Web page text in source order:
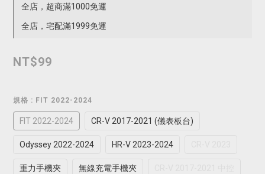
全店，超商滿1000免運
全店，宅配滿1999免運
NT$99
規格 : FIT 2022-2024
FIT 2022-2024 CR-V 2017-2021 (儀表板台)
Odyssey 2022-2024 HR-V 2023-2024
重力手機夾 無線充電手機夾